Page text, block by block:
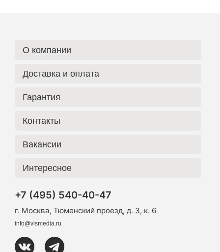
О компании
Доставка и оплата
Гарантия
Контакты
Вакансии
Интересное
+7 (495) 540-40-47
г. Москва, Тюменский проезд, д. 3, к. 6
info@vismedia.ru